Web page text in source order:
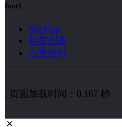
foot1
SiteMap
标签列表
点赞排行
. 页面加载时间：0.167 秒